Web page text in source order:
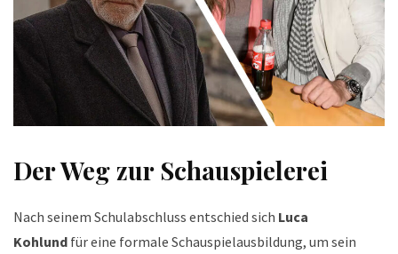
Der Weg zur Schauspielerei
Nach seinem Schulabschluss entschied sich Luca
Kohlund für eine formale Schauspielausbildung, um sein